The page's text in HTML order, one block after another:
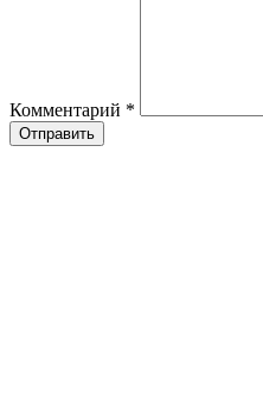
Комментарий *
Отправить